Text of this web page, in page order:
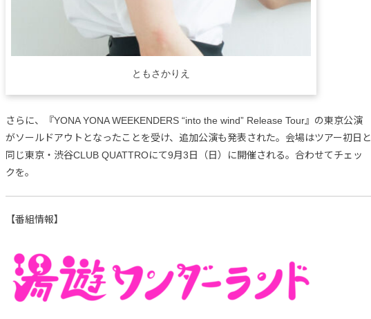
ともさかりえ
さらに、『YONA YONA WEEKENDERS “into the wind” Release Tour』の東京公演
がソールドアウトとなったことを受け、追加公演も発表された。会場はツアー初日と
同じ東京・渋谷CLUB QUATTROにて9月3日（日）に開催される。合わせてチェッ
クを。
【番組情報】